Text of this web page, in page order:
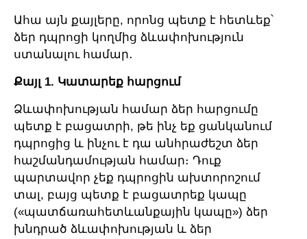
Ահա այն քայլերը, որոնց պետք է հետևեք՝
ձեր դպրոցի կողմից ձևափոխություն
ստանալու համար․
Քայլ 1. Կատարեք հարցում
Ձևափոխության համար ձեր հարցումը
պետք է բացատրի, թե ինչ եք ցանկանում
դպրոցից և ինչու է դա անհրաժեշտ ձեր
հաշմանդամության համար։ Դուք
պարտավոր չեք դպրոցին ախտորոշում
տալ, բայց պետք է բացատրեք կապը
(«պատճառահետևանքային կապը») ձեր
խնդրած ձևափոխության և ձեր